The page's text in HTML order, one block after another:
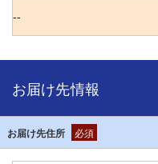
お届け先情報
お届け先住所 必須